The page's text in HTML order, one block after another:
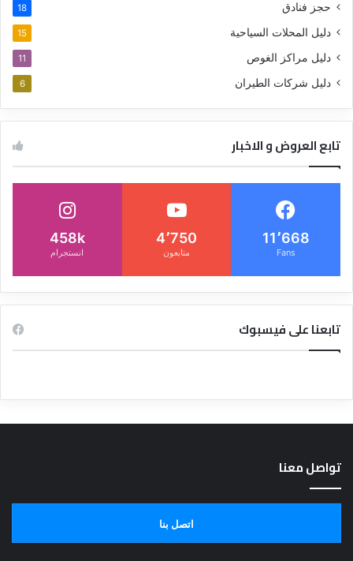
حجز فنادق 18
دليل المحلات السياحية 15
دليل مراكز الغوص 11
دليل شركات الطيران 6
تابع العروض و الاخبار
11٬668
Fans
4٬750
متابعون
458k
انستجرام
تابعنا على فيسبوك
تواصل معنا
اتصل بنا